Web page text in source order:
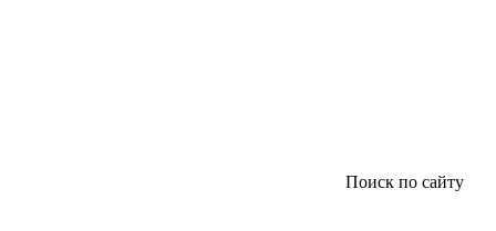
Поиск по сайту